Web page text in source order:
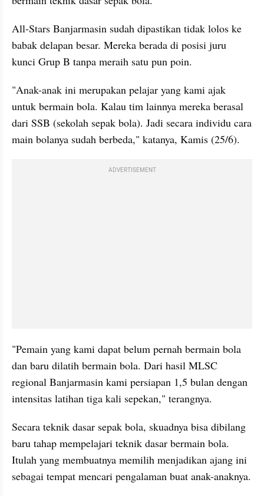
All-Stars Banjarmasin sudah dipastikan tidak lolos ke
babak delapan besar. Mereka berada di posisi juru
kunci Grup B tanpa meraih satu pun poin.
"Anak-anak ini merupakan pelajar yang kami ajak
untuk bermain bola. Kalau tim lainnya mereka berasal
dari SSB (sekolah sepak bola). Jadi secara individu cara
main bolanya sudah berbeda," katanya, Kamis (25/6).
ADVERTISEMENT
"Pemain yang kami dapat belum pernah bermain bola
dan baru dilatih bermain bola. Dari hasil MLSC
regional Banjarmasin kami persiapan 1,5 bulan dengan
intensitas latihan tiga kali sepekan," terangnya.
Secara teknik dasar sepak bola, skuadnya bisa dibilang
baru tahap mempelajari teknik dasar bermain bola.
Itulah yang membuatnya memilih menjadikan ajang ini